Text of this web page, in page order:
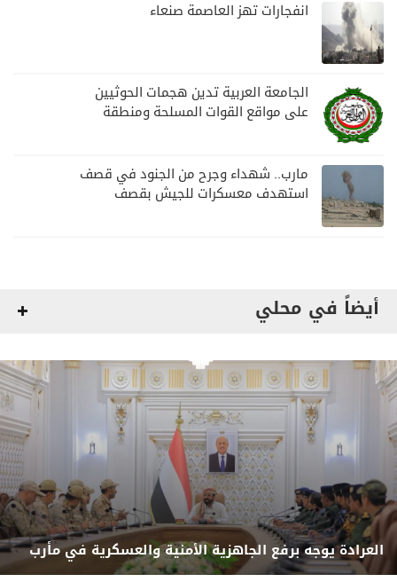
انفجارات تهز العاصمة صنعاء
الجامعة العربية تدين هجمات الحوثيين
على مواقع القوات المسلحة ومنطقة
مارب.. شهداء وجرح من الجنود في قصف
استهدف معسكرات للجيش بقصف
أيضاً في محلي
العرادة يوجه برفع الجاهزية الأمنية والعسكرية في مأرب